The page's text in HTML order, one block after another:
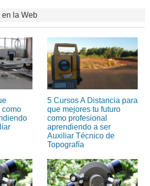
en la Web
como
5 Cursos A Distancia para
que mejores tu futuro
como profesional
aprendiendo a ser
Auxiliar Técnico de
Topografía